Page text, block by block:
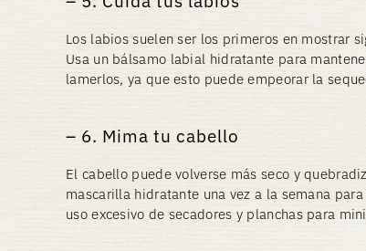
Los labios suelen ser los primeros en mostrar
Usa un bálsamo labial hidratante para
lamerlos, ya que esto puede empeorar la
6. Mima tu cabello
El cabello puede volverse más seco y
mascarilla hidratante una vez a la semana
uso excesivo de secadores y planchas para